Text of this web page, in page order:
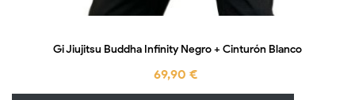
Gi Jiujitsu Buddha Infinity Negro + Cinturón Blanco
69,90 €